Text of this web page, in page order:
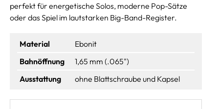
perfekt für energetische Solos, moderne Pop-Sätze
oder das Spiel im lautstarken Big-Band-Register.
Material
Ebonit
Bahnöffnung
1,65 mm (.065")
Ausstattung
ohne Blattschraube und Kapsel